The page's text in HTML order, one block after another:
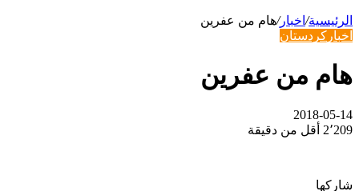
الرئيسية/ اخبار/هام من عفرين
اخبار كردستان
هام من عفرين
2018-05-14
2٬209 أقل من دقيقة
شاركها